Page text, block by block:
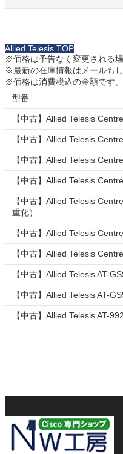
Allied Telesis TOP
※価格は予告なく変更される場
※最新の在庫情報はメールも
※価格は消費税込の金額です。
型番
【中古】Allied Telesis
【中古】Allied Telesis
【中古】Allied Telesis
【中古】Allied Telesis
【中古】Allied Telesis
重化）
【中古】Allied Telesis
【中古】Allied Telesis
【中古】Allied Telesis AT-
【中古】Allied Telesis AT-
【中古】Allied Telesis AT-